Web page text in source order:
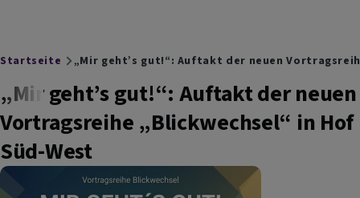
Breadcrumb
Startseite „Mir geht’s gut!“: Auftakt der neuen
„Mir geht’s gut!“: Auftakt der neuen
Vortragsreihe „Blickwechsel“ in Hof
Süd-West